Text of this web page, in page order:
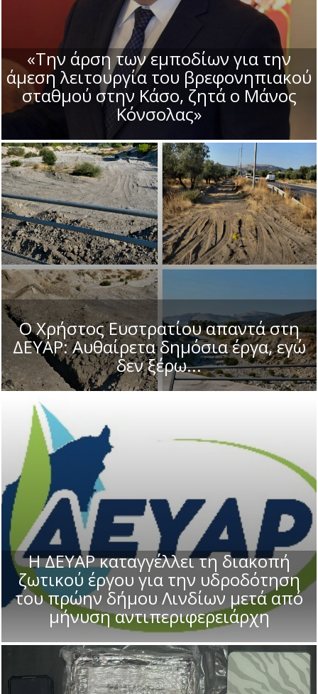
«Την άρση των εμποδίων για την
άμεση λειτουργία του βρεφονηπιακού
σταθμού στην Κάσο, ζητά ο Μάνος
Κόνσολας»
Ο Χρήστος Ευστρατίου απαντά στη
ΔΕΥΑΡ: Αυθαίρετα δημόσια έργα, εγώ
δεν ξέρω...
Η ΔΕΥΑΡ καταγγέλλει τη διακοπή
ζωτικού έργου για την υδροδότηση
του πρώην δήμου Λινδίων μετά από
μήνυση αντιπεριφερειάρχη